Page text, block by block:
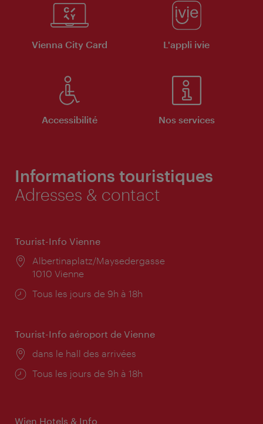
Vienna City Card L'appli ivie
Accessibilité Nos services
Informations touristiques
Adresses & contact
Tourist-Info Vienne
Lieu:
Albertinaplatz/Maysedergasse
1010 Vienne
Horaires
Tous les jours de 9h à 18h
Tourist-Info aéroport de Vienne
Lieu:
dans le hall des arrivées
Horaires
Tous les jours de 9h à 18h
Wien Hotels & Info